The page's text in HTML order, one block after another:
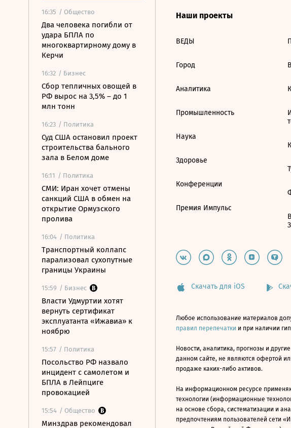
16:35 / Общество
Два человека погибли от
удара БПЛА по
многоквартирному дому в
Керчи
16:32 / Бизнес
Сбор тепличных овощей в
РФ вырос на 3,5% – до 1
млн тонн
16:23 / Политика
Суд США остановил проект
строительства бального
зала в Белом доме
16:11 / Политика
СМИ: Иран хочет отмены
санкций США в обмен на
открытие Ормузского
пролива
16:04 / Политика
Транспортный коллапс
парализовал сухопутные
границы Украины
15:59 / Бизнес
Власти Удмуртии хотят
вернуть сертификат
эксплуатанта «Ижавиа» к
ноябрю
15:57 / Политика
Посольство РФ назвало
инцидент с самолетом и
БПЛА в Лейпциге
провокацией
15:54 / Общество
Минздрав рекомендовал
Наши проекты
ВЕДЫ
Город
Аналитика
Промышленность
Наука
Здоровье
Конференции
Премия Импульс
Скачать для iOS
Любое использование материалов
правил перепечатки и при наличии
Новости, аналитика, прогнозы и
данном сайте, не являются офертой
продаже каких-либо активов.
На информационном ресурсе
технологии (информационные
на основе сбора, систематизации и
предпочтениям пользователей сети